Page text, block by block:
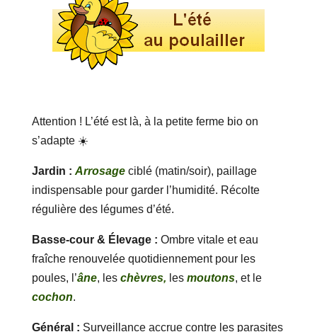
Attention ! L’été est là, à la petite ferme bio on
s’adapte ☀️
Jardin : Arrosageciblé (matin/soir), paillage
indispensable pour garder l’humidité. Récolte
régulière des légumes d’été.
Basse-cour & Élevage : Ombre vitale et eau
fraîche renouvelée quotidiennement pour les
poules, l’âne, les chèvres, les moutons, et le
cochon.
Général : Surveillance accrue contre les parasites